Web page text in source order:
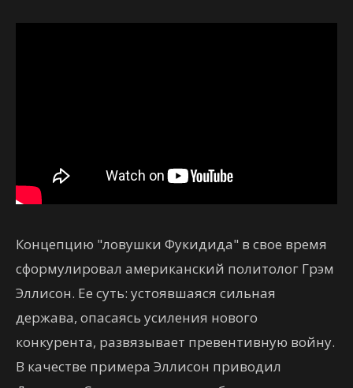
Концепцию "ловушки Фукидида" в свое время
сформулировал американский политолог Грэм
Эллисон. Ее суть: устоявшаяся сильная
держава, опасаясь усиления нового
конкурента, развязывает превентивную войну.
В качестве примера Эллисон приводил